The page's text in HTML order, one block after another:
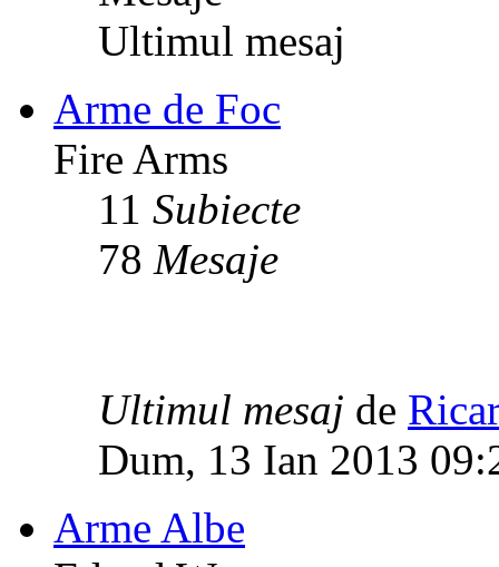
Ultimul mesaj
Arme de Foc
Fire Arms
11 Subiecte
78 Mesaje
Ultimul mesaj de
Dum, 13 Ian 2013
Arme Albe